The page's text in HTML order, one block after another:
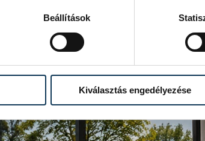
Beállítások
Kiválasztás engedélyezése